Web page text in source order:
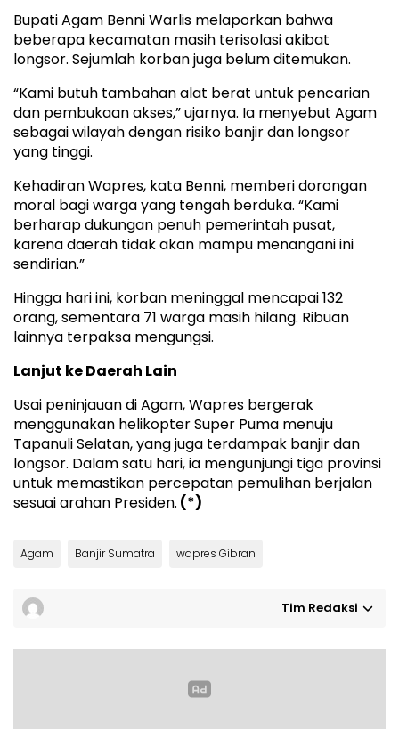
Bupati Agam Benni Warlis melaporkan bahwa
beberapa kecamatan masih terisolasi akibat
longsor. Sejumlah korban juga belum ditemukan.
“Kami butuh tambahan alat berat untuk pencarian
dan pembukaan akses,” ujarnya. Ia menyebut Agam
sebagai wilayah dengan risiko banjir dan longsor
yang tinggi.
Kehadiran Wapres, kata Benni, memberi dorongan
moral bagi warga yang tengah berduka. “Kami
berharap dukungan penuh pemerintah pusat,
karena daerah tidak akan mampu menangani ini
sendirian.”
Hingga hari ini, korban meninggal mencapai 132
orang, sementara 71 warga masih hilang. Ribuan
lainnya terpaksa mengungsi.
Lanjut ke Daerah Lain
Usai peninjauan di Agam, Wapres bergerak
menggunakan helikopter Super Puma menuju
Tapanuli Selatan, yang juga terdampak banjir dan
longsor. Dalam satu hari, ia mengunjungi tiga provinsi
untuk memastikan percepatan pemulihan berjalan
sesuai arahan Presiden. (*)
Agam Banjir Sumatra wapres Gibran
Tim Redaksi